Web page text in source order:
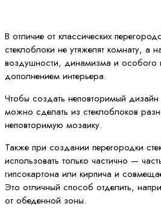
В отличие от классических
стеклоблоки не утяжелят комнату, а
воздушности, динамизма и особого
дополнением интерьера.
Чтобы создать неповторимый
можно сделать из стеклоблоков
неповторимую мозаику.
Также при создании перегородки
использовать только частично —
гипсокартона или кирпича и
Это отличный способ отделить,
от обеденной зоны.